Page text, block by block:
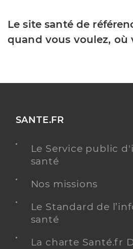
Le site santé de
quand vous voulez, où
SANTE.FR
Le Service public
santé
Nos missions
Le Standard de
santé
La charte Santé.fr